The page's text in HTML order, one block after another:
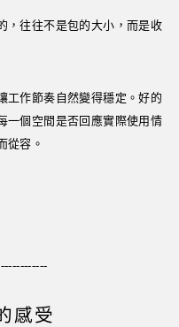
，往往不是包的大小，而是收
工作節奏自然變得穩定。好的
一個空間是否回應實際使用情
從容。
感受